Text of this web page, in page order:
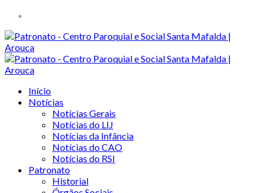
Início
Notícias
Notícias Gerais
Notícias do LIJ
Notícias da Infância
Notícias do CAO
Notícias do RSI
Patronato
Historial